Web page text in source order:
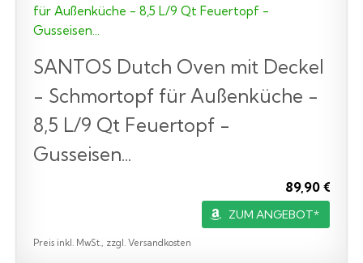
SANTOS Dutch Oven mit Deckel
- Schmortopf für Außenküche -
8,5 L/9 Qt Feuertopf -
Gusseisen...
89,90 €
ZUM ANGEBOT*
Preis inkl. MwSt., zzgl. Versandkosten